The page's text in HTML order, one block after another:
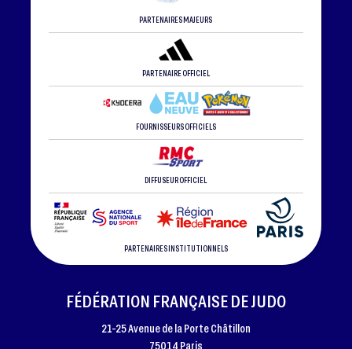
PARTENAIRES MAJEURS
PARTENAIRE OFFICIEL
FOURNISSEURS OFFICIELS
DIFFUSEUR OFFICIEL
PARTENAIRES INSTITUTIONNELS
FÉDÉRATION FRANÇAISE DE JUDO
21-25 Avenue de la Porte Châtillon
75014 Paris